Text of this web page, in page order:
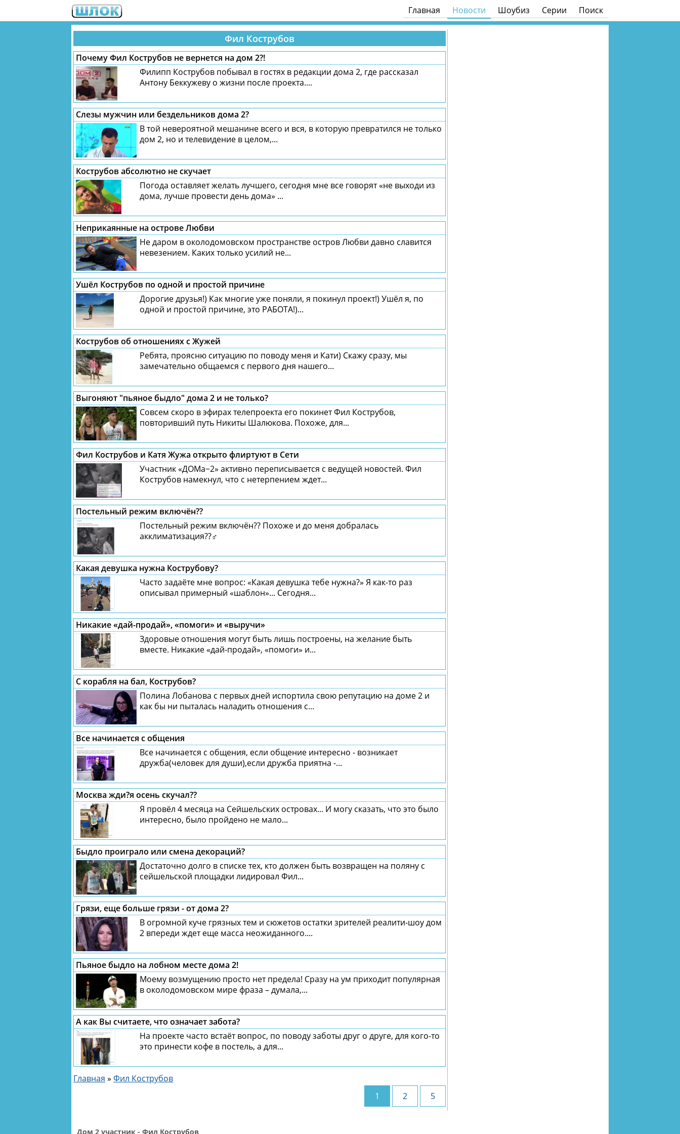
Главная Новости Шоубиз Серии Поиск
Фил Кострубов
Почему Фил Кострубов не вернется на дом 2?!
Филипп Кострубов побывал в гостях в редакции дома 2, где рассказал
Антону Беккужеву о жизни после проекта....
Слезы мужчин или бездельников дома 2?
В той невероятной мешанине всего и вся, в которую превратился не только
дом 2, но и телевидение в целом,...
Кострубов абсолютно не скучает
Погода оставляет желать лучшего, сегодня мне все говорят «не выходи из
дома, лучше провести день дома» ...
Неприкаянные на острове Любви
Не даром в околодомовском пространстве остров Любви давно славится
невезением. Каких только усилий не...
Ушёл Кострубов по одной и простой причине
Дорогие друзья!) Как многие уже поняли, я покинул проект!) Ушёл я, по
одной и простой причине, это РАБОТА!)...
Кострубов об отношениях с Жужей
Ребята, проясню ситуацию по поводу меня и Кати) Скажу сразу, мы
замечательно общаемся с первого дня нашего...
Выгоняют "пьяное быдло" дома 2 и не только?
Совсем скоро в эфирах телепроекта его покинет Фил Кострубов,
повторивший путь Никиты Шалюкова. Похоже, для...
Фил Кострубов и Катя Жужа открыто флиртуют в Сети
Участник «ДОМа−2» активно переписывается с ведущей новостей. Фил
Кострубов намекнул, что с нетерпением ждет...
Постельный режим включён??
Постельный режим включён?? Похоже и до меня добралась
акклиматизация??‍♂️
Какая девушка нужна Кострубову?
Часто задаёте мне вопрос: «Какая девушка тебе нужна?» Я как-то раз
описывал примерный «шаблон»... Сегодня...
Никакие «дай-продай», «помоги» и «выручи»
Здоровые отношения могут быть лишь построены, на желание быть
вместе. Никакие «дай-продай», «помоги» и...
С корабля на бал, Кострубов?
Полина Лобанова с первых дней испортила свою репутацию на доме 2 и
как бы ни пыталась наладить отношения с...
Все начинается с общения
Все начинается с общения, если общение интересно - возникает
дружба(человек для души),если дружба приятна -...
Москва жди?я осень скучал??
Я провёл 4 месяца на Сейшельских островах... И могу сказать, что это было
интересно, было пройдено не мало...
Быдло проиграло или смена декораций?
Достаточно долго в списке тех, кто должен быть возвращен на поляну с
сейшельской площадки лидировал Фил...
Грязи, еще больше грязи - от дома 2?
В огромной куче грязных тем и сюжетов остатки зрителей реалити-шоу дом
2 впереди ждет еще масса неожиданного....
Пьяное быдло на лобном месте дома 2!
Моему возмущению просто нет предела! Сразу на ум приходит популярная
в околодомовском мире фраза – думала,...
А как Вы считаете, что означает забота?
На проекте часто встаёт вопрос, по поводу заботы друг о друге, для кого-то
это принести кофе в постель, а для...
Главная » Фил Кострубов
1
2 5
Дом 2 участник - Фил Кострубов